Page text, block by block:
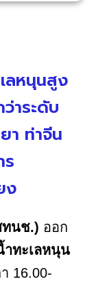
ลหนุนสูง
าระดับ
า ท่าจีน
ง
ทนช.) ออก
ำทะเลหนุน
16.00-